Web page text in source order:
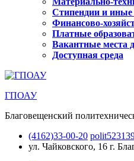
Стипендии и
Финансово-
Платные
Вакантные места
Доступная среда
ГПОАУ
Благовещенский
(4162)33-00-20
ул. Чайковского, 16 г.